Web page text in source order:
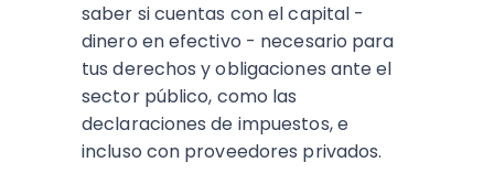
saber si cuentas con el capital -
dinero en efectivo - necesario para
tus derechos y obligaciones ante el
sector público, como las
declaraciones de impuestos, e
incluso con proveedores privados.